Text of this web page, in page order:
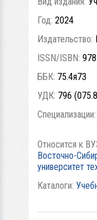
Год: 2024
Издательство:
ISSN/ISBN:
ББК: 75.4я73
УДК: 796
Специализации:
Относится к
Восточно-
университет
Каталоги: